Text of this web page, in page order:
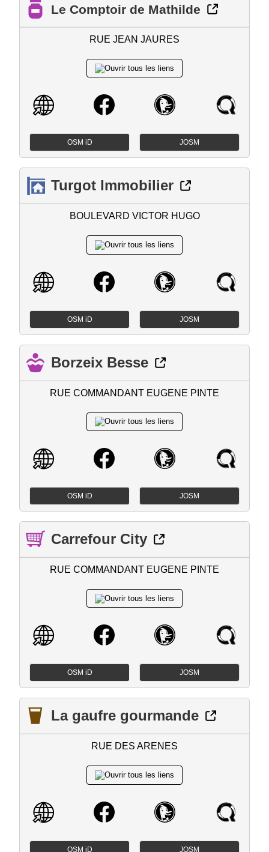
Le Comptoir de Mathilde
RUE JEAN JAURES
OSM iD JOSM
Turgot Immobilier
BOULEVARD VICTOR HUGO
OSM iD JOSM
Borzeix Besse
RUE COMMANDANT EUGENE PINTE
OSM iD JOSM
Carrefour City
RUE COMMANDANT EUGENE PINTE
OSM iD JOSM
La gaufre gourmande
RUE DES ARENES
OSM iD JOSM